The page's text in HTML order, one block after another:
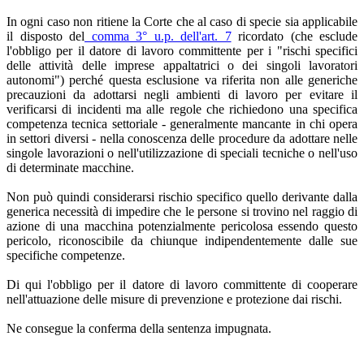
In ogni caso non ritiene la Corte che al caso di specie sia applicabile
il disposto del comma 3° u.p. dell'art. 7ricordato (che esclude
l'obbligo per il datore di lavoro committente per i "rischi specifici
delle attività delle imprese appaltatrici o dei singoli lavoratori
autonomi") perché questa esclusione va riferita non alle generiche
precauzioni da adottarsi negli ambienti di lavoro per evitare il
verificarsi di incidenti ma alle regole che richiedono una specifica
competenza tecnica settoriale - generalmente mancante in chi opera
in settori diversi - nella conoscenza delle procedure da adottare nelle
singole lavorazioni o nell'utilizzazione di speciali tecniche o nell'uso
di determinate macchine.
Non può quindi considerarsi rischio specifico quello derivante dalla
generica necessità di impedire che le persone si trovino nel raggio di
azione di una macchina potenzialmente pericolosa essendo questo
pericolo, riconoscibile da chiunque indipendentemente dalle sue
specifiche competenze.
Di qui l'obbligo per il datore di lavoro committente di cooperare
nell'attuazione delle misure di prevenzione e protezione dai rischi.
Ne consegue la conferma della sentenza impugnata.